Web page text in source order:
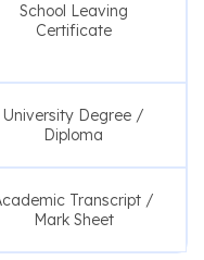
School Leaving
Certificate
University Degree /
Diploma
Transcript /
Mark Sheet